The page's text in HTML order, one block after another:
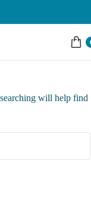
will help find